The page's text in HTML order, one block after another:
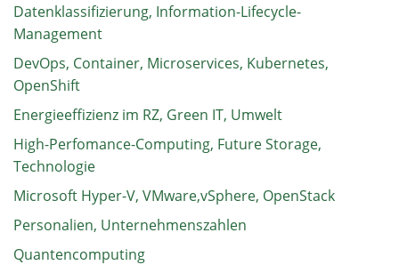
Datenklassifizierung, Information-Lifecycle-
Management
DevOps, Container, Microservices, Kubernetes,
OpenShift
Energieeffizienz im RZ, Green IT, Umwelt
High-Perfomance-Computing, Future Storage,
Technologie
Microsoft Hyper-V, VMware,vSphere, OpenStack
Personalien, Unternehmenszahlen
Quantencomputing